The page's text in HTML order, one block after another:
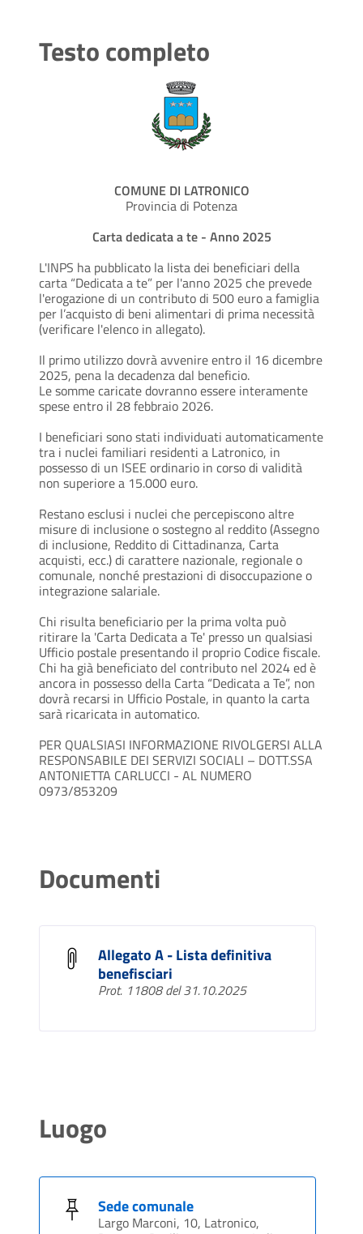
Testo completo
COMUNE DI LATRONICO
Provincia di Potenza
Carta dedicata a te - Anno 2025
L'INPS ha pubblicato la lista dei beneficiari della
carta “Dedicata a te” per l'anno 2025 che prevede
l'erogazione di un contributo di 500 euro a famiglia
per l’acquisto di beni alimentari di prima necessità
(verificare l'elenco in allegato).
Il primo utilizzo dovrà avvenire entro il 16 dicembre
2025, pena la decadenza dal beneficio.
Le somme caricate dovranno essere interamente
spese entro il 28 febbraio 2026.
I beneficiari sono stati individuati automaticamente
tra i nuclei familiari residenti a Latronico, in
possesso di un ISEE ordinario in corso di validità
non superiore a 15.000 euro.
Restano esclusi i nuclei che percepiscono altre
misure di inclusione o sostegno al reddito (Assegno
di inclusione, Reddito di Cittadinanza, Carta
acquisti, ecc.) di carattere nazionale, regionale o
comunale, nonché prestazioni di disoccupazione o
integrazione salariale.
Chi risulta beneficiario per la prima volta può
ritirare la 'Carta Dedicata a Te' presso un qualsiasi
Ufficio postale presentando il proprio Codice fiscale.
Chi ha già beneficiato del contributo nel 2024 ed è
ancora in possesso della Carta “Dedicata a Te”, non
dovrà recarsi in Ufficio Postale, in quanto la carta
sarà ricaricata in automatico.
PER QUALSIASI INFORMAZIONE RIVOLGERSI ALLA
RESPONSABILE DEI SERVIZI SOCIALI – DOTT.SSA
ANTONIETTA CARLUCCI - AL NUMERO
0973/853209
Documenti
Allegato A - Lista definitiva
benefisciari
Prot. 11808 del 31.10.2025
Luogo
Sede comunale
Largo Marconi, 10, Latronico,